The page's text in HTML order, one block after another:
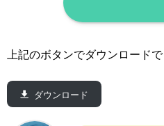
上記のボタンでダウンロード
ダウンロード